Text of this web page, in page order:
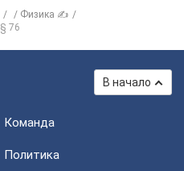
Физика ✍
§ 76
В начало
Команда
Политика